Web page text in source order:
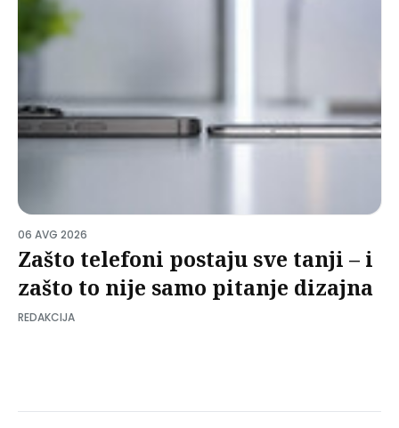
06 AVG 2026
Zašto telefoni postaju sve tanji – i
zašto to nije samo pitanje dizajna
REDAKCIJA